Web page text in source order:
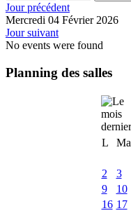
Jour précédent
Mercredi 04 Février 2026
Jour suivant
No events were found
Planning des salles
L
Ma
2
3
9
10
16 17